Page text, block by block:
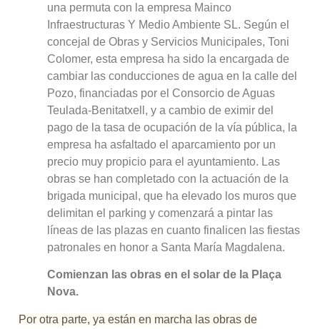
una permuta con la empresa Mainco
Infraestructuras Y Medio Ambiente SL. Según el
concejal de Obras y Servicios Municipales, Toni
Colomer, esta empresa ha sido la encargada de
cambiar las conducciones de agua en la calle del
Pozo, financiadas por el Consorcio de Aguas
Teulada-Benitatxell, y a cambio de eximir del
pago de la tasa de ocupación de la vía pública, la
empresa ha asfaltado el aparcamiento por un
precio muy propicio para el ayuntamiento. Las
obras se han completado con la actuación de la
brigada municipal, que ha elevado los muros que
delimitan el parking y comenzará a pintar las
líneas de las plazas en cuanto finalicen las fiestas
patronales en honor a Santa María Magdalena.
Comienzan las obras en el solar de la Plaça
Nova.
Por otra parte, ya están en marcha las obras de